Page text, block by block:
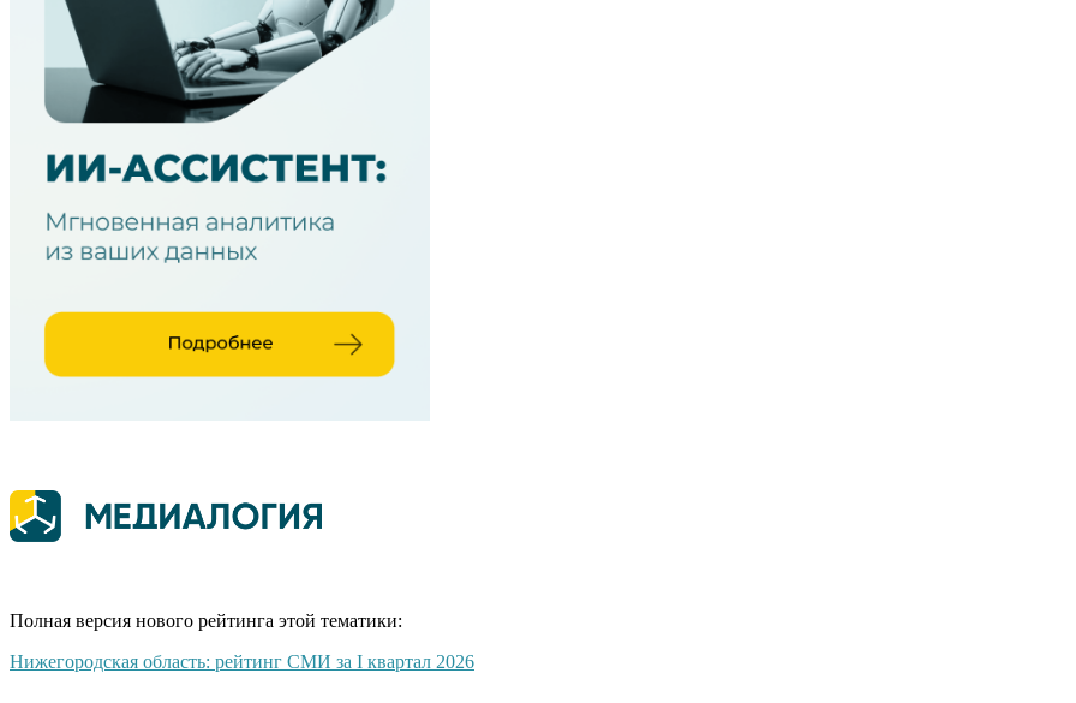
Полная версия нового рейтинга этой тематики:
Нижегородская область: рейтинг СМИ за I квартал 2026